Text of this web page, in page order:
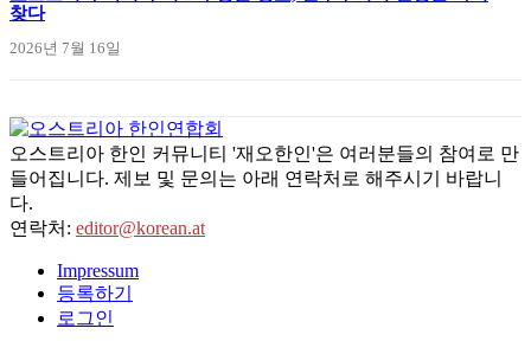
찾다
2026년 7월 16일
오스트리아 한인 커뮤니티 '재오한인'은 여러분들의 참여로 만
들어집니다. 제보 및 문의는 아래 연락처로 해주시기 바랍니
다.
연락처: editor@korean.at
Impressum
등록하기
로그인